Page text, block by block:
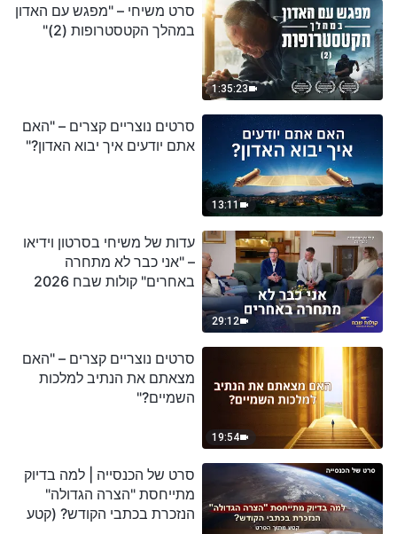
1:35:23
סרט משיחי – "מפגש עם האדון
במהלך הקטסטרופות (2)"
13:11
סרטים נוצריים קצרים – "האם
אתם יודעים איך יבוא האדון?"
29:12
עדות של משיחי בסרטון וידיאו
– "אני כבר לא מתחרה
באחרים" קולות שבח 2026
19:54
סרטים נוצריים קצרים – "האם
מצאתם את הנתיב למלכות
השמיים?"
סרט של הכנסייה | למה בדיוק
מתייחסת "הצרה הגדולה"
הנזכרת בכתבי הקודש? (קטע